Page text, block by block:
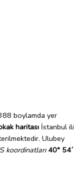
boylamda yer
haritası İstanbul ili
Ulubey
koordinatları 40° 54´